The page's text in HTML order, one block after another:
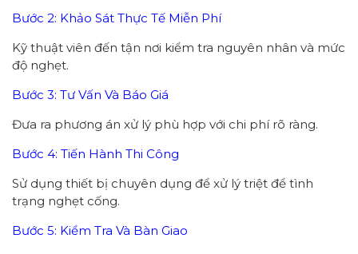
Bước 2: Khảo Sát Thực Tế Miễn Phí
Kỹ thuật viên đến tận nơi kiểm tra nguyên nhân và mức
độ nghẹt.
Bước 3: Tư Vấn Và Báo Giá
Đưa ra phương án xử lý phù hợp với chi phí rõ ràng.
Bước 4: Tiến Hành Thi Công
Sử dụng thiết bị chuyên dụng để xử lý triệt để tình
trạng nghẹt cống.
Bước 5: Kiểm Tra Và Bàn Giao